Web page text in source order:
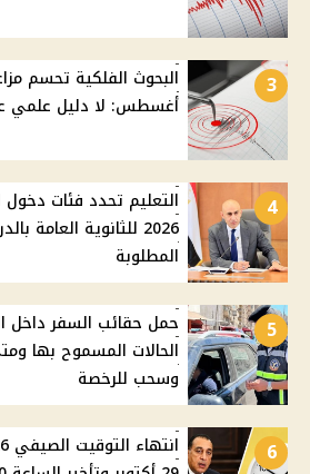
3
أغسطس: لا دليل علمي
4
التعليم تحدد فئات دخول
2026 للثانوية
المطلوبة
5
حمل حقائب السفر داخل
الحالات المسموح بها
وسحب للرخصة
6